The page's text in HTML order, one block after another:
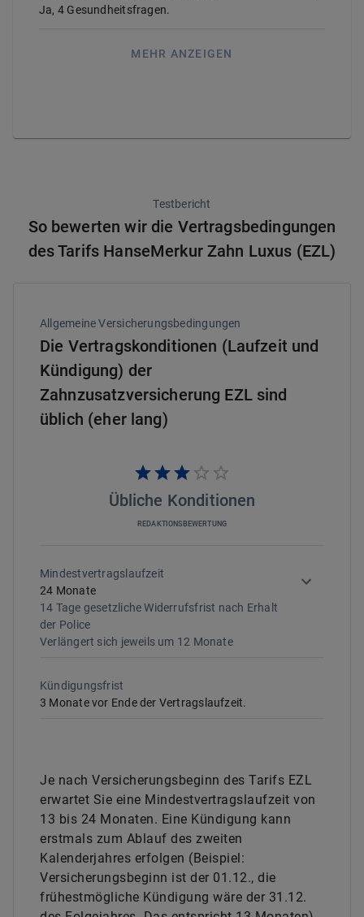
Ja, 4 Gesundheitsfragen.
MEHR ANZEIGEN
Testbericht
So bewerten wir die Vertragsbedingungen
des Tarifs HanseMerkur Zahn Luxus (EZL)
Allgemeine Versicherungsbedingungen
Die Vertragskonditionen (Laufzeit und
Kündigung) der
Zahnzusatzversicherung EZL sind
üblich (eher lang)
Übliche Konditionen
REDAKTIONSBEWERTUNG
Mindestvertragslaufzeit
24 Monate
14 Tage gesetzliche Widerrufsfrist nach Erhalt
der Police
Verlängert sich jeweils um 12 Monate
Kündigungsfrist
3 Monate vor Ende der Vertragslaufzeit.
Je nach Versicherungsbeginn des Tarifs EZL
erwartet Sie eine Mindestvertragslaufzeit von
13 bis 24 Monaten. Eine Kündigung kann
erstmals zum Ablauf des zweiten
Kalenderjahres erfolgen (Beispiel:
Versicherungsbeginn ist der 01.12., die
frühestmögliche Kündigung wäre der 31.12.